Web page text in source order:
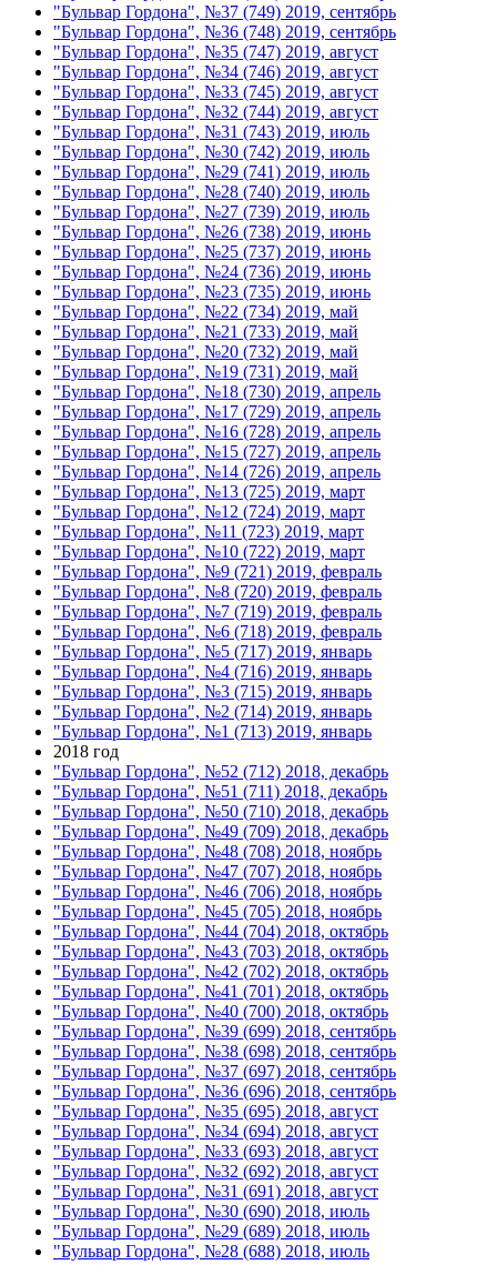
"Бульвар Гордона", №37 (749) 2019, сентябрь
"Бульвар Гордона", №36 (748) 2019, сентябрь
"Бульвар Гордона", №35 (747) 2019, август
"Бульвар Гордона", №34 (746) 2019, август
"Бульвар Гордона", №33 (745) 2019, август
"Бульвар Гордона", №32 (744) 2019, август
"Бульвар Гордона", №31 (743) 2019, июль
"Бульвар Гордона", №30 (742) 2019, июль
"Бульвар Гордона", №29 (741) 2019, июль
"Бульвар Гордона", №28 (740) 2019, июль
"Бульвар Гордона", №27 (739) 2019, июль
"Бульвар Гордона", №26 (738) 2019, июнь
"Бульвар Гордона", №25 (737) 2019, июнь
"Бульвар Гордона", №24 (736) 2019, июнь
"Бульвар Гордона", №23 (735) 2019, июнь
"Бульвар Гордона", №22 (734) 2019, май
"Бульвар Гордона", №21 (733) 2019, май
"Бульвар Гордона", №20 (732) 2019, май
"Бульвар Гордона", №19 (731) 2019, май
"Бульвар Гордона", №18 (730) 2019, апрель
"Бульвар Гордона", №17 (729) 2019, апрель
"Бульвар Гордона", №16 (728) 2019, апрель
"Бульвар Гордона", №15 (727) 2019, апрель
"Бульвар Гордона", №14 (726) 2019, апрель
"Бульвар Гордона", №13 (725) 2019, март
"Бульвар Гордона", №12 (724) 2019, март
"Бульвар Гордона", №11 (723) 2019, март
"Бульвар Гордона", №10 (722) 2019, март
"Бульвар Гордона", №9 (721) 2019, февраль
"Бульвар Гордона", №8 (720) 2019, февраль
"Бульвар Гордона", №7 (719) 2019, февраль
"Бульвар Гордона", №6 (718) 2019, февраль
"Бульвар Гордона", №5 (717) 2019, январь
"Бульвар Гордона", №4 (716) 2019, январь
"Бульвар Гордона", №3 (715) 2019, январь
"Бульвар Гордона", №2 (714) 2019, январь
"Бульвар Гордона", №1 (713) 2019, январь
2018 год
"Бульвар Гордона", №52 (712) 2018, декабрь
"Бульвар Гордона", №51 (711) 2018, декабрь
"Бульвар Гордона", №50 (710) 2018, декабрь
"Бульвар Гордона", №49 (709) 2018, декабрь
"Бульвар Гордона", №48 (708) 2018, ноябрь
"Бульвар Гордона", №47 (707) 2018, ноябрь
"Бульвар Гордона", №46 (706) 2018, ноябрь
"Бульвар Гордона", №45 (705) 2018, ноябрь
"Бульвар Гордона", №44 (704) 2018, октябрь
"Бульвар Гордона", №43 (703) 2018, октябрь
"Бульвар Гордона", №42 (702) 2018, октябрь
"Бульвар Гордона", №41 (701) 2018, октябрь
"Бульвар Гордона", №40 (700) 2018, октябрь
"Бульвар Гордона", №39 (699) 2018, сентябрь
"Бульвар Гордона", №38 (698) 2018, сентябрь
"Бульвар Гордона", №37 (697) 2018, сентябрь
"Бульвар Гордона", №36 (696) 2018, сентябрь
"Бульвар Гордона", №35 (695) 2018, август
"Бульвар Гордона", №34 (694) 2018, август
"Бульвар Гордона", №33 (693) 2018, август
"Бульвар Гордона", №32 (692) 2018, август
"Бульвар Гордона", №31 (691) 2018, август
"Бульвар Гордона", №30 (690) 2018, июль
"Бульвар Гордона", №29 (689) 2018, июль
"Бульвар Гордона", №28 (688) 2018, июль